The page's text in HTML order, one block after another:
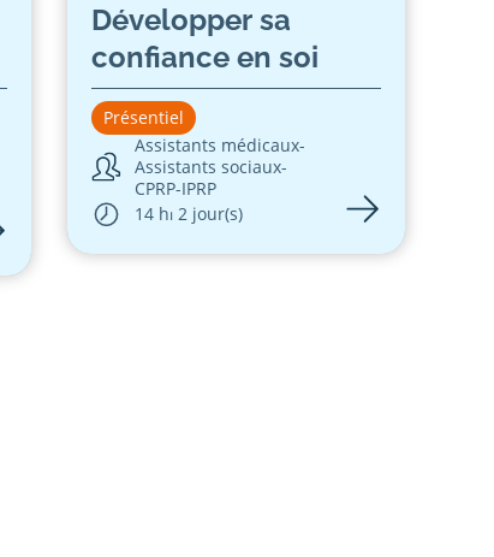
Développer sa
confiance en soi
Présentiel
Assistants médicaux-
Assistants sociaux-
CPRP-IPRP
14 h⏐ 2 jour(s)